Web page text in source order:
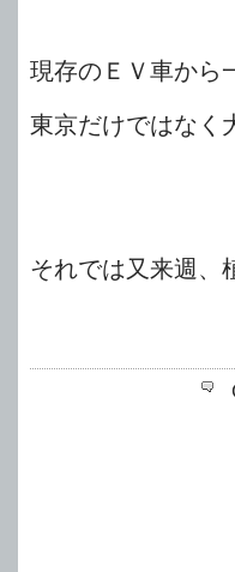
現存のＥＶ車から
東京だけではなく
それでは又来週、